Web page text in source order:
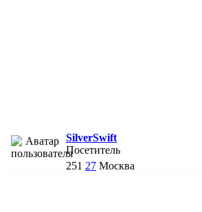
SilverSwift
Посетитель
251 27 Москва